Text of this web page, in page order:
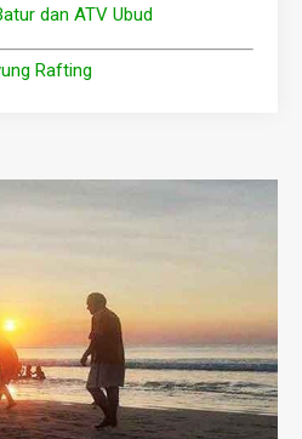
dan ATV Ubud
Rafting